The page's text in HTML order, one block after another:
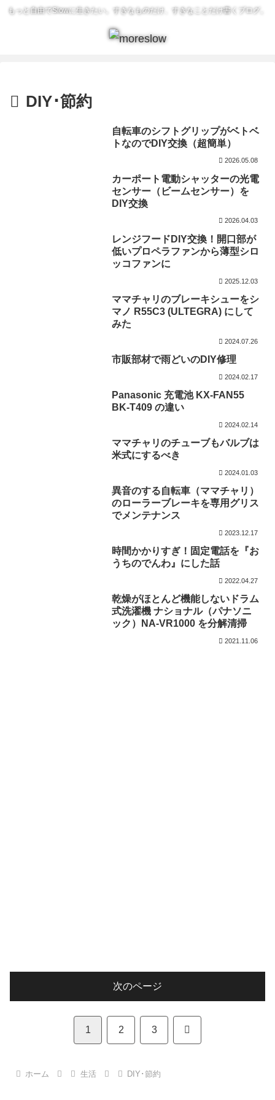
もっと自由でSlowに生きたい。すきなものだけ、すきなことだけ書くブログ。
DIY･節約
自転車のシフトグリップがベトベ
トなのでDIY交換（超簡単）
2026.05.08
カーポート電動シャッターの光電
センサー（ビームセンサー）を
DIY交換
2026.04.03
レンジフードDIY交換！開口部が
低いプロペラファンから薄型シロ
ッコファンに
2025.12.03
ママチャリのブレーキシューをシ
マノ R55C3 (ULTEGRA) にして
みた
2024.07.26
市販部材で雨どいのDIY修理
2024.02.17
Panasonic 充電池 KX-FAN55
BK-T409 の違い
2024.02.14
ママチャリのチューブもバルブは
米式にするべき
2024.01.03
異音のする自転車（ママチャリ）
のローラーブレーキを専用グリス
でメンテナンス
2023.12.17
時間かかりすぎ！固定電話を『お
うちのでんわ』にした話
2022.04.27
乾燥がほとんど機能しないドラム
式洗濯機 ナショナル（パナソニ
ック）NA-VR1000 を分解清掃
2021.11.06
次のページ
1 2 3 次
ホーム 生活 DIY･節約